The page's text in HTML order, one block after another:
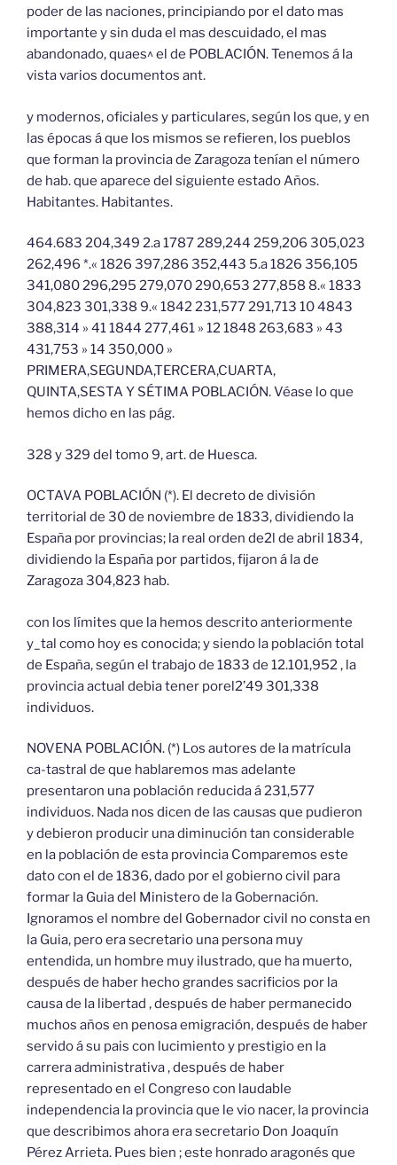
poder de las naciones, principiando por el dato mas
importante y sin duda el mas descuidado, el mas
abandonado, quaes^ el de POBLACIÓN. Tenemos á la
vista varios documentos ant.
y modernos, oficiales y particulares, según los que, y en
las épocas á que los mismos se refieren, los pueblos
que forman la provincia de Zaragoza tenían el número
de hab. que aparece del siguiente estado Años.
Habitantes. Habitantes.
464.683 204,349 2.a 1787 289,244 259,206 305,023
262,496 *.« 1826 397,286 352,443 5.a 1826 356,105
341,080 296,295 279,070 290,653 277,858 8.« 1833
304,823 301,338 9.« 1842 231,577 291,713 10 4843
388,314 » 41 1844 277,461 » 12 1848 263,683 » 43
431,753 » 14 350,000 »
PRIMERA,SEGUNDA,TERCERA,CUARTA,
QUINTA,SESTA Y SÉTIMA POBLACIÓN. Véase lo que
hemos dicho en las pág.
328 y 329 del tomo 9, art. de Huesca.
OCTAVA POBLACIÓN (*). El decreto de división
territorial de 30 de noviembre de 1833, dividiendo la
España por provincias; la real orden de2l de abril 1834,
dividiendo la España por partidos, fijaron á la de
Zaragoza 304,823 hab.
con los límites que la hemos descrito anteriormente
y_tal como hoy es conocida; y siendo la población total
de España, según el trabajo de 1833 de 12.101,952 , la
provincia actual debia tener porel2’49 301,338
individuos.
NOVENA POBLACIÓN. (*) Los autores de la matrícula
ca-tastral de que hablaremos mas adelante
presentaron una población reducida á 231,577
individuos. Nada nos dicen de las causas que pudieron
y debieron producir una diminución tan considerable
en la población de esta provincia Comparemos este
dato con el de 1836, dado por el gobierno civil para
formar la Guia del Ministero de la Gobernación.
Ignoramos el nombre del Gobernador civil no consta en
la Guia, pero era secretario una persona muy
entendida, un hombre muy ilustrado, que ha muerto,
después de haber hecho grandes sacrificios por la
causa de la libertad , después de haber permanecido
muchos años en penosa emigración, después de haber
servido á su pais con lucimiento y prestigio en la
carrera administrativa , después de haber
representado en el Congreso con laudable
independencia la provincia que le vio nacer, la provincia
que describimos ahora era secretario Don Joaquín
Pérez Arrieta. Pues bien ; este honrado aragonés que